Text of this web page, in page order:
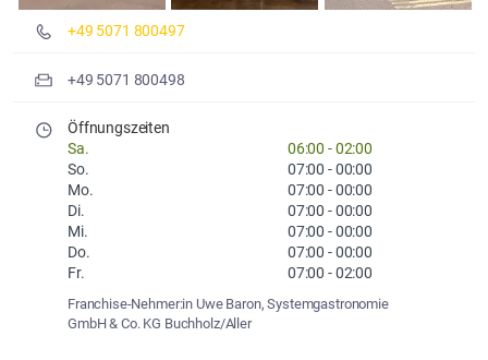
+49 5071 800497
+49 5071 800498
Öffnungszeiten
Sa.
06:00 -02:00
So.
07:00 -00:00
Mo.
07:00 -00:00
Di.
07:00 -00:00
Mi.
07:00 -00:00
Do.
07:00 -00:00
Fr.
07:00 -02:00
Franchise-Nehmer:in Uwe Baron, Systemgastronomie
GmbH & Co. KG Buchholz/Aller